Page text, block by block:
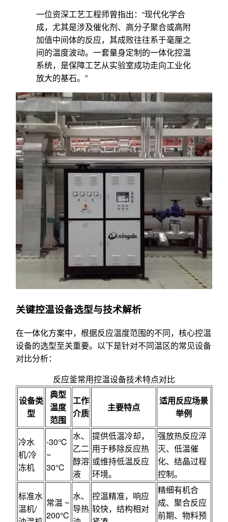
一位资深工艺工程师曾指出：“现代化学合
成，尤其是涉及催化剂、高分子聚合或高附
加值中间体的反应，其成败往往系于毫厘之
间的温度波动。一套量身定制的一体化控温
系统，是保障工艺从实验室成功走向工业化
放大的基石。”
关键控温设备选型与技术解析
在一体化方案中，根据反应温度范围的不同，核心控温
设备的选型至关重要。以下是针对不同温区的常见设备
对比分析：
反应釜常用控温设备技术特点对比
设备类
型
典型
温度
范围
工作
介质
主要特点
适用反应场景
举例
冷水
机/冷
冻机
-30℃
~
30℃
水、
乙二
醇溶
液
提供低温冷却，
用于移除反应热
或维持低温反应
环境。
强放热反应淬
灭、低温催
化、结晶过程
控制。
标准水
温机/
常温 ~
200℃
水、
导热
控温精准，响应
较快，结构相对
精细有机合
成、聚合反应
前期、物料预